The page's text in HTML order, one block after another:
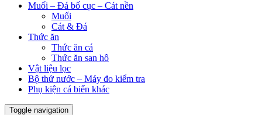
Muối – Đá bố cục – Cát nền
Muối
Cát & Đá
Thức ăn
Thức ăn cá
Thức ăn san hô
Vật liệu lọc
Bộ thử nước – Máy đo kiểm tra
Phụ kiện cá biển khác
Toggle navigation